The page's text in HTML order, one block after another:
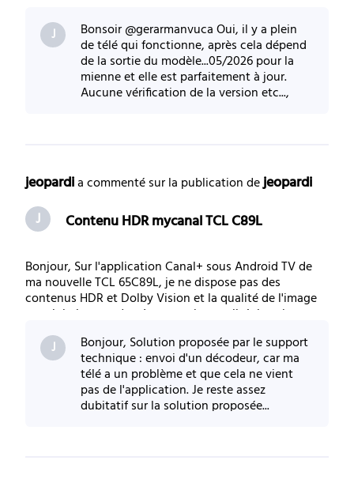
ethernet et je possède un Shield qui est raccordé de la
m^me façon ou je visionne les films en
J Bonsoir @gerarmanvuca Oui, il y a plein
de télé qui fonctionne, après cela dépend
de la sortie du modèle...05/2026 pour la
mienne et elle est parfaitement à jour.
Aucune vérification de la version etc...,
jeopardi a commenté sur la publication de jeopardi
J
Contenu HDR mycanal TCL C89L
Bonjour, Sur l'application Canal+ sous Android TV de
ma nouvelle TCL 65C89L, je ne dispose pas des
contenus HDR et Dolby Vision et la qualité de l'image
est globalement de très mauvaise qualité. Je suis en
ethernet et je possède un Shield qui est raccordé de la
m^me façon ou je visionne les films en
J Bonjour, Solution proposée par le support
technique : envoi d'un décodeur, car ma
télé a un problème et que cela ne vient
pas de l'application. Je reste assez
dubitatif sur la solution proposée...